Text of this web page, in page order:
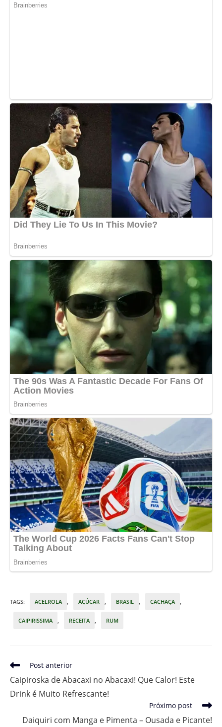
TAGS: ACELROLA , AÇÚCAR , BRASIL , CACHAÇA ,
CAIPIRISSIMA , RECEITA , RUM
Leia
artigos
Post anterior
Caipiroska de Abacaxi no Abacaxi! Que Calor! Este
Drink é Muito Refrescante!
Próximo post
Daiquiri com Manga e Pimenta – Ousada e Picante!